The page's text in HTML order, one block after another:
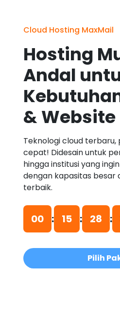
Cloud Hosting MaxMail
Hosting
Andal
& Website
Teknologi cloud
cepat! Didesain untuk
hingga institusi yang
dengan kapasitas besar
terbaik.
00 : 15 : 28 :
Pilih